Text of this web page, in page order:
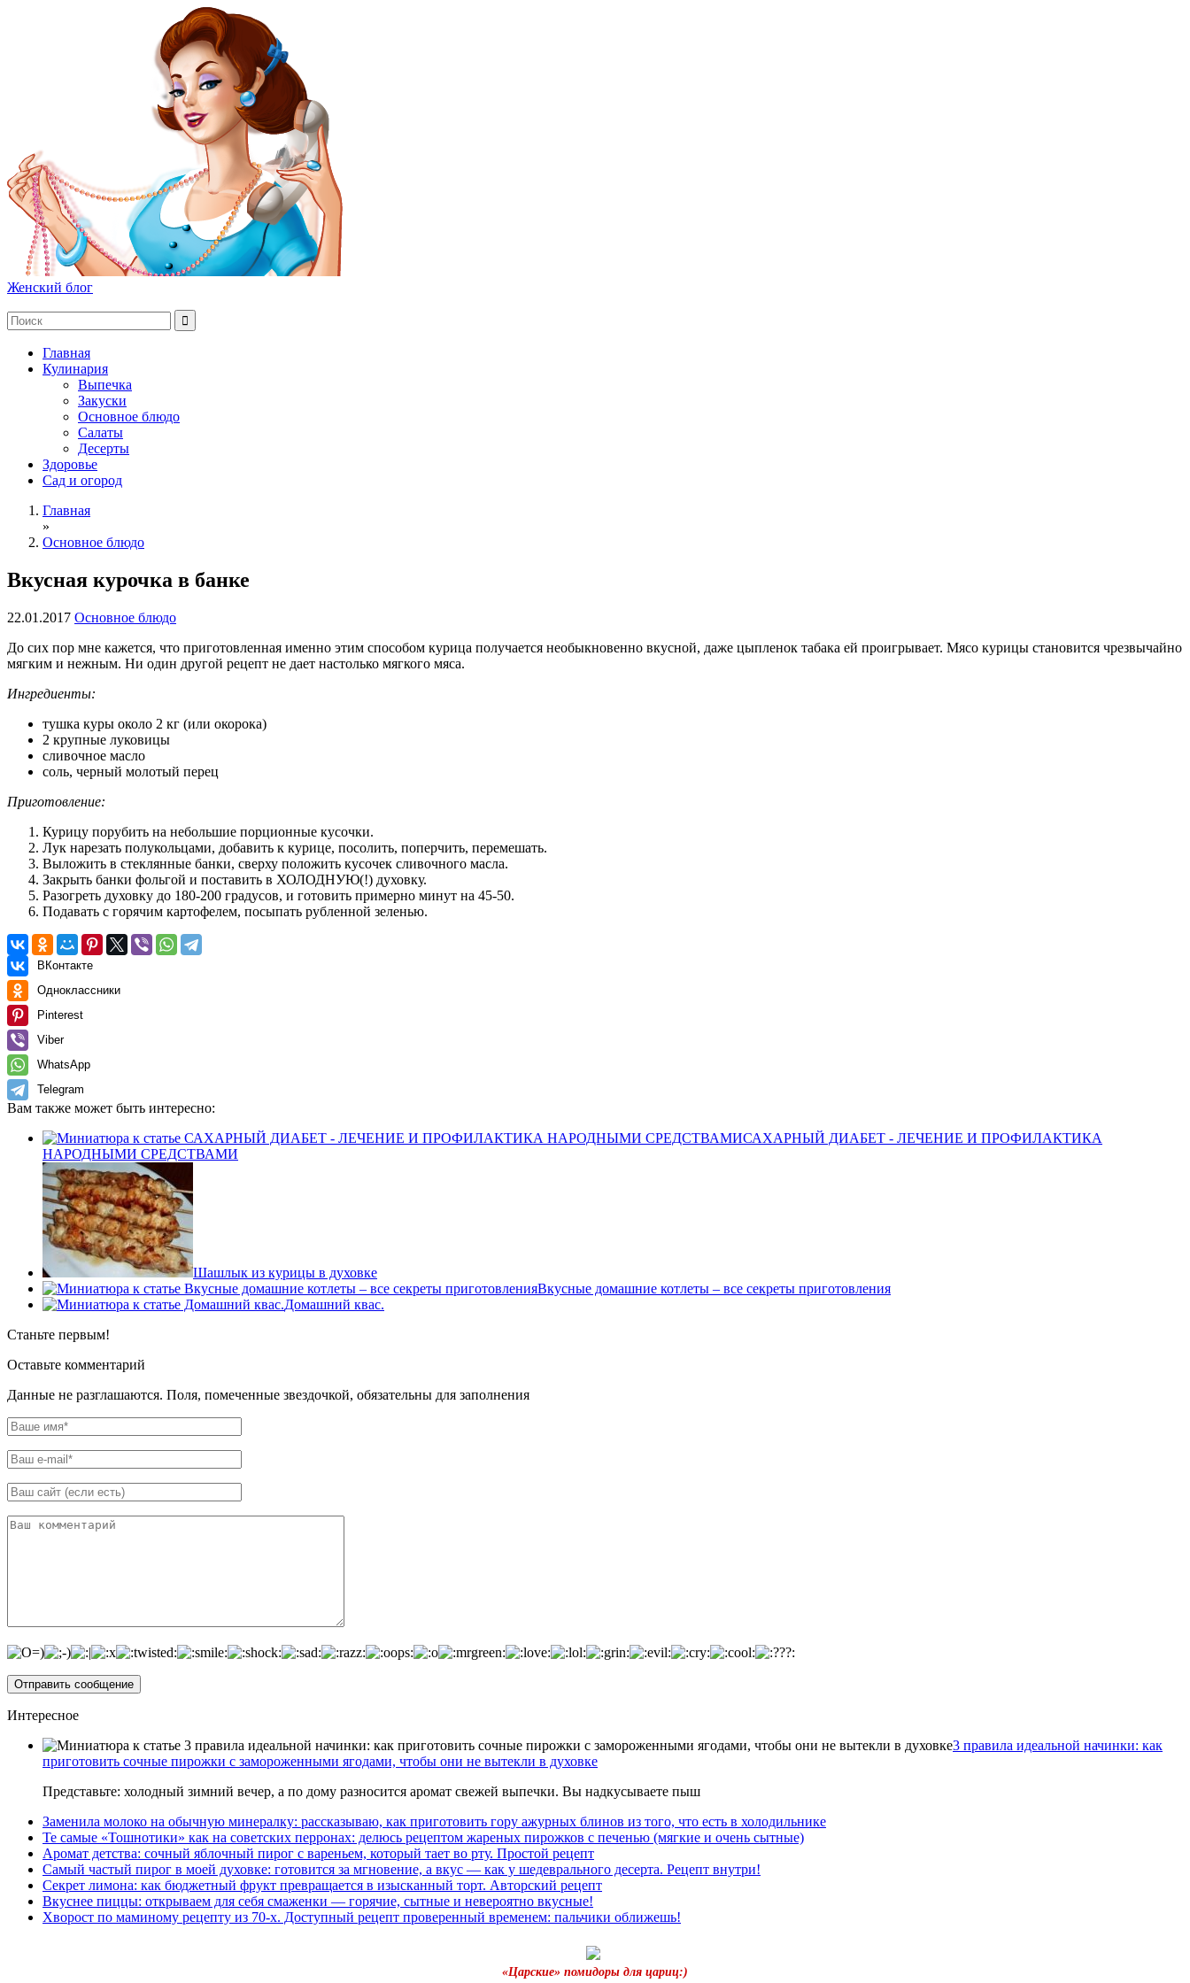
Женский блог
Главная
Кулинария
Выпечка
Закуски
Основное блюдо
Салаты
Десерты
Здоровье
Сад и огород
Главная
»
Основное блюдо
Вкусная курочка в банке
22.01.2017 Основное блюдо
До сих пор мне кажется, что приготовленная именно этим способом курица получается необыкновенно вкусной, даже цыпленок табака ей проигрывает. Мясо курицы становится чрезвычайно
мягким и нежным. Ни один другой рецепт не дает настолько мягкого мяса.
Ингредиенты:
тушка куры около 2 кг (или окорока)
2 крупные луковицы
сливочное масло
соль, черный молотый перец
Приготовление:
Курицу порубить на небольшие порционные кусочки.
Лук нарезать полукольцами, добавить к курице, посолить, поперчить, перемешать.
Выложить в стеклянные банки, сверху положить кусочек сливочного масла.
Закрыть банки фольгой и поставить в ХОЛОДНУЮ(!) духовку.
Разогреть духовку до 180-200 градусов, и готовить примерно минут на 45-50.
Подавать с горячим картофелем, посыпать рубленной зеленью.
ВКонтакте
Одноклассники
Pinterest
Viber
WhatsApp
Telegram
Вам также может быть интересно:
САХАРНЫЙ ДИАБЕТ - ЛЕЧЕНИЕ И ПРОФИЛАКТИКА
НАРОДНЫМИ СРЕДСТВАМИ
Шашлык из курицы в духовке
Вкусные домашние котлеты – все секреты приготовления
Домашний квас.
Станьте первым!
Оставьте комментарий
Данные не разглашаются. Поля, помеченные звездочкой, обязательны для заполнения
Интересное
3 правила идеальной начинки: как
приготовить сочные пирожки с замороженными ягодами, чтобы они не вытекли в духовке
Представьте: холодный зимний вечер, а по дому разносится аромат свежей выпечки. Вы надкусываете пыш
Заменила молоко на обычную минералку: рассказываю, как приготовить гору ажурных блинов из того, что есть в холодильнике
Те самые «Тошнотики» как на советских перронах: делюсь рецептом жареных пирожков с печенью (мягкие и очень сытные)
Аромат детства: сочный яблочный пирог с вареньем, который тает во рту. Простой рецепт
Самый частый пирог в моей духовке: готовится за мгновение, а вкус — как у шедеврального десерта. Рецепт внутри!
Секрет лимона: как бюджетный фрукт превращается в изысканный торт. Авторский рецепт
Вкуснее пиццы: открываем для себя смаженки — горячие, сытные и невероятно вкусные!
Хворост по маминому рецепту из 70-х. Доступный рецепт проверенный временем: пальчики оближешь!
«Царские» помидоры для цариц:)